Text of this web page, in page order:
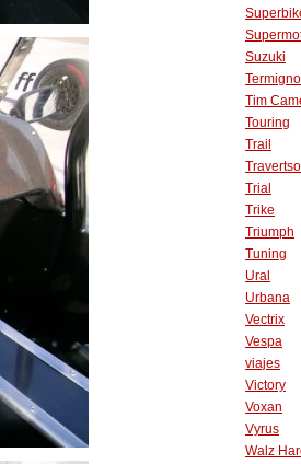
Suzuki
Tim
Touring
Trail
Trial
Trike
Triumph
Tuning
Ural
Urbana
Vectrix
Vespa
viajes
Victory
Voxan
Vyrus
Walz